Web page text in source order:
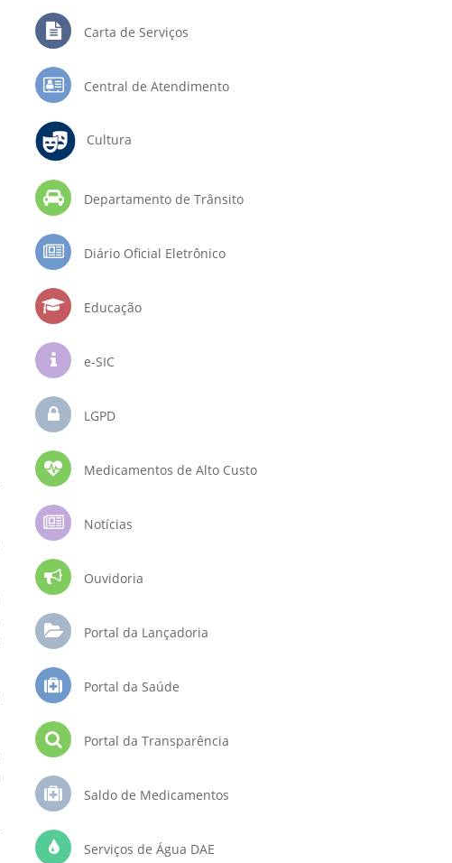
Carta de Serviços
Central de Atendimento
Cultura
Departamento de Trânsito
Diário Oficial Eletrônico
Educação
e-SIC
LGPD
Medicamentos de Alto Custo
Notícias
Ouvidoria
Portal da Lançadoria
Portal da Saúde
Portal da Transparência
Saldo de Medicamentos
Serviços de Água DAE